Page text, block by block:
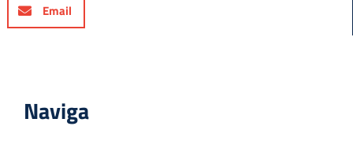
Email
Naviga